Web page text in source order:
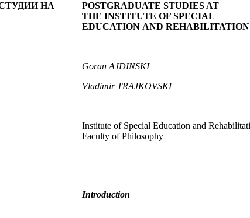
НА
POSTGRADUATE STUDIES AT
THE INSTITUTE OF SPECIAL
EDUCATION AND REHABILITATION
Goran AJDINSKI
Vladimir TRAJKOVSKI
Institute of Special Education and
Faculty of Philosophy
Introduction